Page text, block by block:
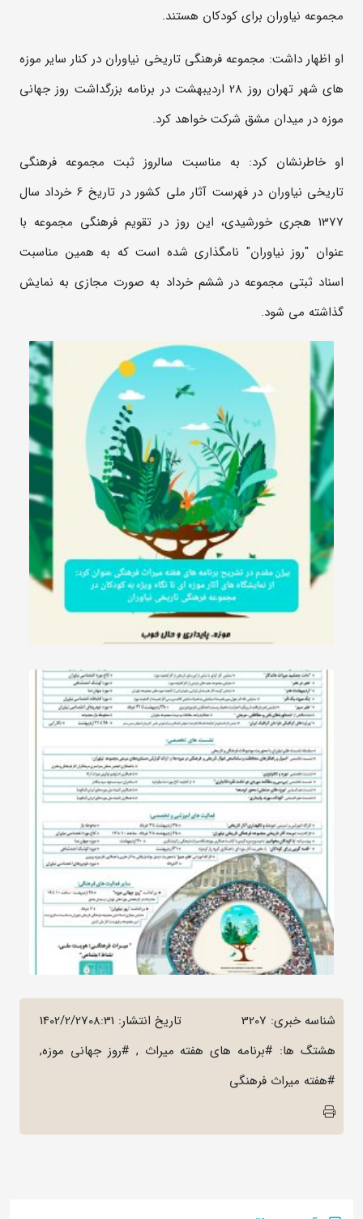
مجموعه نیاوران برای کودکان هستند.
او اظهار داشت: مجموعه فرهنگی تاریخی نیاوران در کنار سایر موزه
های شهر تهران روز 28 اردیبهشت در برنامه بزرگداشت روز جهانی
موزه در میدان مشق شرکت خواهد کرد.
او خاطرنشان کرد: به مناسبت سالروز ثبت مجموعه فرهنگی
تاریخی نیاوران در فهرست آثار ملی کشور در تاریخ 6 خرداد سال
1377 هجری خورشیدی، این روز در تقویم فرهنگی مجموعه با
عنوان "روز نیاوران" نامگذاری شده است که به همین مناسبت
اسناد ثبتی مجموعه در ششم خرداد به صورت مجازی به نمایش
گذاشته می شود.
شناسه خبری: 3207 تاریخ انتشار: 1402/2/2708:31
هشتگ ها: #برنامه های هفته میراث , #روز جهانی موزه,
#هفته میراث فرهنگی